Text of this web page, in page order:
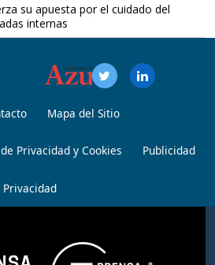
su apuesta por el cuidado del
internas
Mapa del Sitio
Privacidad y Cookies Publicidad